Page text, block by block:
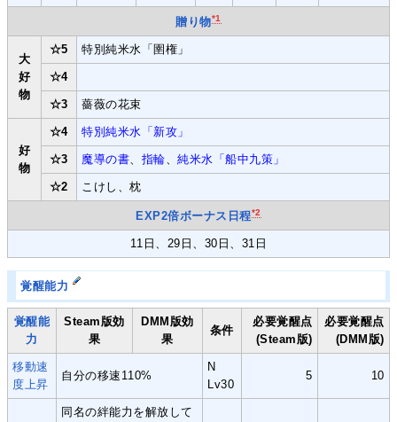
贈り物*1
大
好
物
☆5 特別純米水「圉権」
☆4
☆3 薔薇の花束
好
物
☆4 特別純米水「新攻」
☆3 魔導の書 指輪 、純米水「船中九策」
☆2 こけし、枕
EXP2倍ボーナス日程*2
11日、29日、30日、31日
覚醒能力
覚醒能
力
Steam版効
果
DMM版効
果
条件
必要覚醒点
(Steam版)
必要覚醒点
(DMM版)
移動速
度上昇
自分の移速110%
N
Lv30
5 10
同名の絆能力を解放して